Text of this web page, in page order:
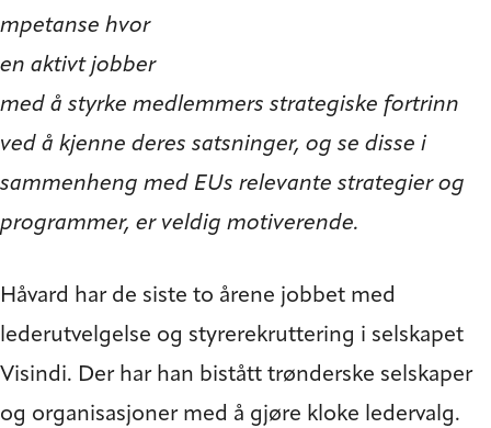
mpetanse hvor
en aktivt jobber
med å styrke medlemmers strategiske fortrinn
ved å kjenne deres satsninger, og se disse i
sammenheng med EUs relevante strategier og
programmer, er veldig motiverende.
Håvard har de siste to årene jobbet med
lederutvelgelse og styrerekruttering i selskapet
Visindi. Der har han bistått trønderske selskaper
og organisasjoner med å gjøre kloke ledervalg.